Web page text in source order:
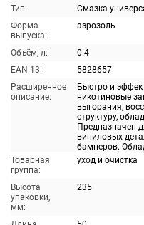
Тип:
Смазка
Форма
выпуска:
аэрозоль
Объём, л:
0.4
EAN-13:
5828657
Расширенное
описание:
Быстро и
никотиновые
выгорания,
структуру,
Предназначен
виниловых
бамперов.
Товарная
группа:
уход и очистка
Высота
упаковки,
мм:
235